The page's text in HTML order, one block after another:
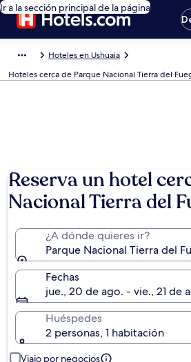
Ir a la sección principal de la página
Hoteles en Ushuaia
Hoteles cerca de Parque Nacional Tierra del
Reserva un hotel
Nacional Tierra del
¿A dónde quieres ir?
Parque Nacional Tierra del
Fechas
jue., 20 de ago. - vie., 21 de
Huéspedes
2 personas, 1 habitación
Viajo por negocios